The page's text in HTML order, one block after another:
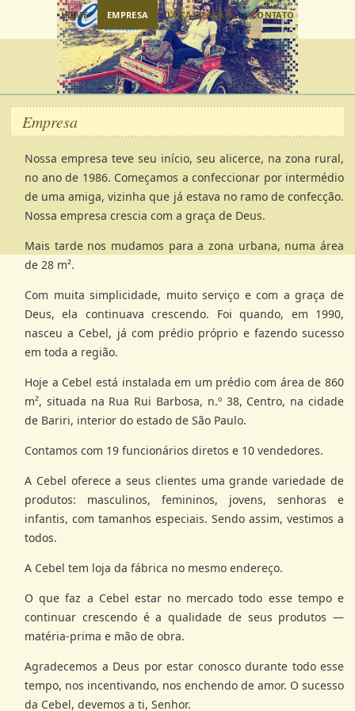
HOME EMPRESA LOCALIZAÇÃO CONTATO
Empresa
Nossa empresa teve seu início, seu alicerce, na zona rural,
no ano de 1986. Começamos a confeccionar por intermédio
de uma amiga, vizinha que já estava no ramo de confecção.
Nossa empresa crescia com a graça de Deus.
Mais tarde nos mudamos para a zona urbana, numa área
de 28 m².
Com muita simplicidade, muito serviço e com a graça de
Deus, ela continuava crescendo. Foi quando, em 1990,
nasceu a Cebel, já com prédio próprio e fazendo sucesso
em toda a região.
Hoje a Cebel está instalada em um prédio com área de 860
m², situada na Rua Rui Barbosa, n.º 38, Centro, na cidade
de Bariri, interior do estado de São Paulo.
Contamos com 19 funcionários diretos e 10 vendedores.
A Cebel oferece a seus clientes uma grande variedade de
produtos: masculinos, femininos, jovens, senhoras e
infantis, com tamanhos especiais. Sendo assim, vestimos a
todos.
A Cebel tem loja da fábrica no mesmo endereço.
O que faz a Cebel estar no mercado todo esse tempo e
continuar crescendo é a qualidade de seus produtos —
matéria-prima e mão de obra.
Agradecemos a Deus por estar conosco durante todo esse
tempo, nos incentivando, nos enchendo de amor. O sucesso
da Cebel, devemos a ti, Senhor.